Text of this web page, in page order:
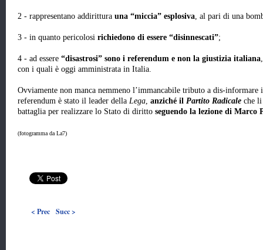
2 - rappresentano addirittura una “miccia” esplosiva, al pari di una
3 - in quanto pericolosi richiedono di essere “disinnescati”;
4 - ad essere “disastrosi” sono i referendum e non la giustizia italiana
con i quali è oggi amministrata in Italia.
Ovviamente non manca nemmeno l’immancabile tributo a dis-
referendum è stato il leader della Lega, anziché il Partito Radicale che li
battaglia per realizzare lo Stato di diritto seguendo la lezione di Marco
(fotogramma da La7)
< Prec Succ >